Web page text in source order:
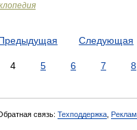
Следующая
4 5 6 7 8
связь: Техподдержка